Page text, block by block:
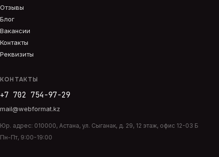
Отзывы
Блог
Вакансии
Контакты
Реквизиты
КОНТАКТЫ
+7 702 754-97-29
mail@webformat.kz
Юр. адрес: 010000, Астана, ул. Сыганак, д. 29, 12 этаж, офис 12-03 Б
Пн-Пт, 9:00-19:00